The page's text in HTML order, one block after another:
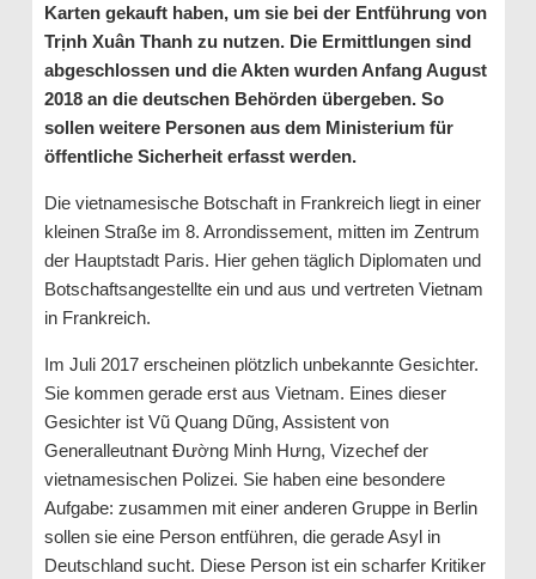
Karten gekauft haben, um sie bei der Entführung von
Trịnh Xuân Thanh zu nutzen. Die Ermittlungen sind
abgeschlossen und die Akten wurden Anfang August
2018 an die deutschen Behörden übergeben. So
sollen weitere Personen aus dem Ministerium für
öffentliche Sicherheit erfasst werden.
Die vietnamesische Botschaft in Frankreich liegt in einer
kleinen Straße im 8. Arrondissement, mitten im Zentrum
der Hauptstadt Paris. Hier gehen täglich Diplomaten und
Botschaftsangestellte ein und aus und vertreten Vietnam
in Frankreich.
Im Juli 2017 erscheinen plötzlich unbekannte Gesichter.
Sie kommen gerade erst aus Vietnam. Eines dieser
Gesichter ist Vũ Quang Dũng, Assistent von
Generalleutnant Đường Minh Hưng, Vizechef der
vietnamesischen Polizei. Sie haben eine besondere
Aufgabe: zusammen mit einer anderen Gruppe in Berlin
sollen sie eine Person entführen, die gerade Asyl in
Deutschland sucht. Diese Person ist ein scharfer Kritiker